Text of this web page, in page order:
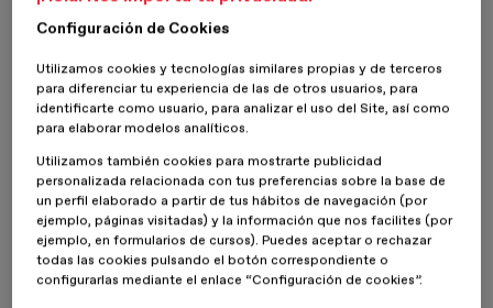
Publicito) coincide con lafecha en la que se conmemora el día
de San Pablo, uno de los apóstoles, cuando realmente se festeja
el patrón de los publicistas es, generalmente, unos días después.
¿Quieres saber qué se hace para conmemorar el Día de la
publicidad y cuáles son sus orígenes? Te lo explicamos.
Configuración de Cookies
Utilizamos cookies y tecnologías similares propias y de terceros
para diferenciar tu experiencia de las de otros usuarios, para
identificarte como usuario, para analizar el uso del Site, así como
para elaborar modelos analíticos.
Utilizamos también cookies para mostrarte publicidad
personalizada relacionada con tus preferencias sobre la base de
un perfil elaborado a partir de tus hábitos de navegación (por
ejemplo, páginas visitadas) y la información que nos facilites (por
ejemplo, en formularios de cursos). Puedes aceptar o rechazar
todas las cookies pulsando el botón correspondiente o
configurarlas mediante el enlace “Configuración de cookies”.